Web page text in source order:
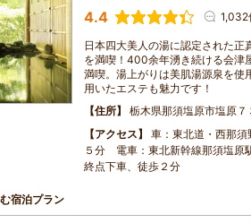
4.4 1,032
日本四大美人の湯に認定された正
を満喫！400余年湧き続ける会津
満喫。湯上がりは美肌湯源泉を使
用いたエステも魅力です！
住所
栃木県那須塩原市塩原７
アクセス
車：東北道・西那
５分 電車：東北新幹線那須塩原
終点下車、徒歩２分
宿泊プラン